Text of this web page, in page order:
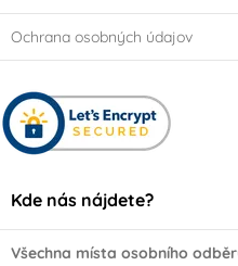
Ochrana osobných údajov
Kde nás nájdete?
Všechna místa osobního